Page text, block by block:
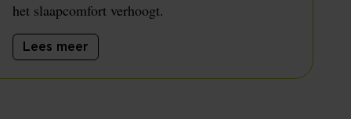
het slaapcomfort verhoogt.
Lees meer